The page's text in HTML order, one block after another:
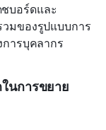
บอร์ดและ
มของรูปแบบการ
การบุคลากร
นการขยาย